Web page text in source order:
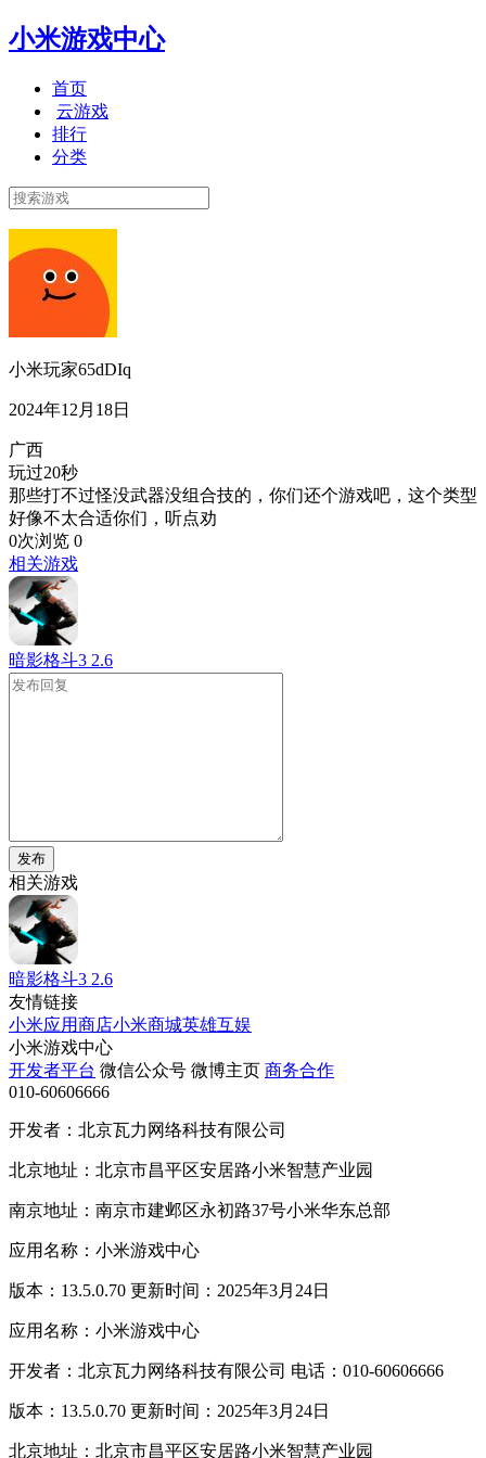
小米游戏中心
首页
云游戏
排行
分类
小米玩家65dDIq
2024年12月18日
广西
玩过20秒
那些打不过怪没武器没组合技的，你们还个游戏吧，这个类型
好像不太合适你们，听点劝
0次浏览 0
相关游戏
暗影格斗3 2.6
发布
相关游戏
暗影格斗3 2.6
友情链接
小米应用商店小米商城英雄互娱
小米游戏中心
开发者平台 微信公众号 微博主页 商务合作
010-60606666
开发者：北京瓦力网络科技有限公司
北京地址：北京市昌平区安居路小米智慧产业园
南京地址：南京市建邺区永初路37号小米华东总部
应用名称：小米游戏中心
版本：13.5.0.70 更新时间：2025年3月24日
应用名称：小米游戏中心
开发者：北京瓦力网络科技有限公司 电话：010-60606666
版本：13.5.0.70 更新时间：2025年3月24日
北京地址：北京市昌平区安居路小米智慧产业园